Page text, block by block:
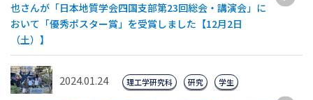
也さんが「日本地質学会四国支部第23回総会・講演会」に
おいて「優秀ポスター賞」を受賞しました【12月2日
（土）】
2024.01.24 理工学研究科 研究 学生